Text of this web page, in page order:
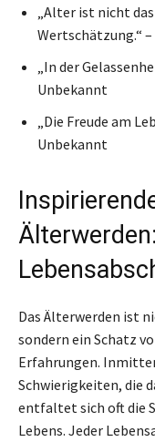
„Alter ist nicht
Wertschätzung.“
„In der
Unbekannt
„Die Freude am
Unbekannt
Das Älterwerden ist
sondern ein Schatz
Erfahrungen.
Schwierigkeiten, die
entfaltet sich oft die
Lebens. Jeder